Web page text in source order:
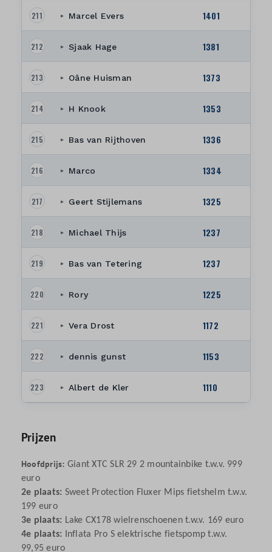
211 ▸ Marcel Evers 1401
212 ▸ Sjaak Hage 1381
213 ▸ Oâne Huisman 1373
214 ▸ H Knook 1353
215 ▸ Bas van Rijthoven 1336
216 ▸ Marco 1334
217 ▸ Geert Stijlemans 1325
218 ▸ Michael Thijs 1237
219 ▸ Bas van Tetering 1237
220 ▸ Rory 1225
221 ▸ Vera Drost 1172
222 ▸ dennis gunst 1153
223 ▸ Albert de Kler 1110
Prijzen
Hoofdprijs: Giant XTC SLR 29 2 mountainbike t.w.v. 999
euro
2e plaats: Sweet Protection Fluxer Mips fietshelm t.w.v.
199 euro
3e plaats: Lake CX178 wielrenschoenen t.w.v. 169 euro
4e plaats: Inflata Pro S elektrische fietspomp t.w.v.
99,95 euro